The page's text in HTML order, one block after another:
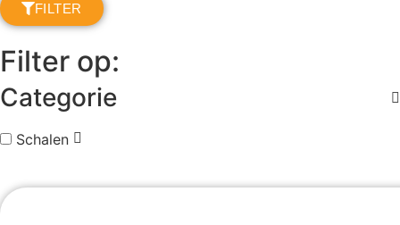
FILTER
Filter op:
Categorie
Schalen